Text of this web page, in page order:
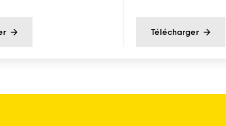
Télécharger